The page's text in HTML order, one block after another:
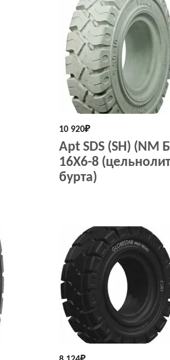
10 920₽
Apt SDS (SH) (NM
16X6-8
бурта)